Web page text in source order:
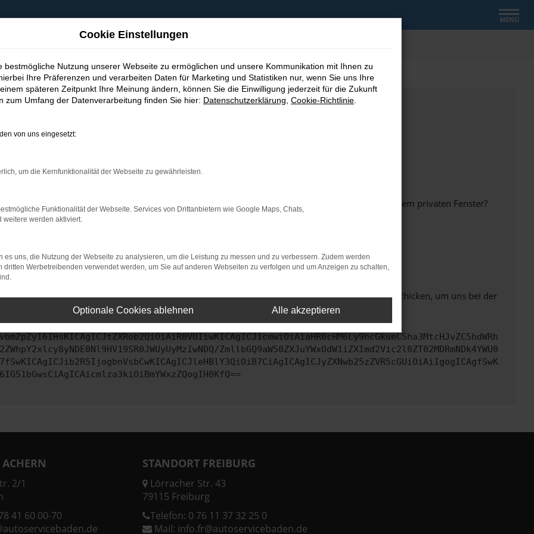
MENÜ
bestimmter Seiten verhindern. Funktioniert die Seite in einem anderen Browser oder in einem privaten Fenster?
beheben.
auf dem neuesten Stand sind.
kann auch dazu führen, dass bestimmte Funktionen nicht mehr unterstützt werden.
uns bitte. Wir werden versuchen, das Problem zu beheben. Du kannst uns diesen Text schicken, um uns bei der
ZmllbGQ9aW50ZXJuYWxOdW1iZXImd2Vic2l0ZT02MDRmNDk4YWU0
2/1
41 60 00-70
STANDORT FREIBURG
Lörracher Str. 43
79115 Freiburg
Telefon: 0 76 11 37 32 25 0
Mail: info.fr@autoservicebaden.de
Cookie Einstellungen
bestmögliche Nutzung unserer Webseite zu ermöglichen und unsere Kommunikation mit Ihnen zu
Ihre Präferenzen und verarbeiten Daten für Marketing und Statistiken nur, wenn Sie uns Ihre
späteren Zeitpunkt Ihre Meinung ändern, können Sie die Einwilligung jederzeit für die Zukunft
zum Umfang der Datenverarbeitung finden Sie hier: Datenschutzerklärung Cookie-Richtlinie
von uns eingesetzt:
um die Kernfunktionalität der Webseite zu gewährleisten.
Funktionalität der Webseite. Services von Drittanbietern wie Google Maps, Chats,
weitere werden aktiviert.
es uns, die Nutzung der Webseite zu analysieren, um die Leistung zu messen und zu verbessern. Zudem werden
dritten Werbetreibenden verwendet werden, um Sie auf anderen Webseiten zu verfolgen und um Anzeigen zu schalten,
Optionale Cookies ablehnen Alle akzeptieren